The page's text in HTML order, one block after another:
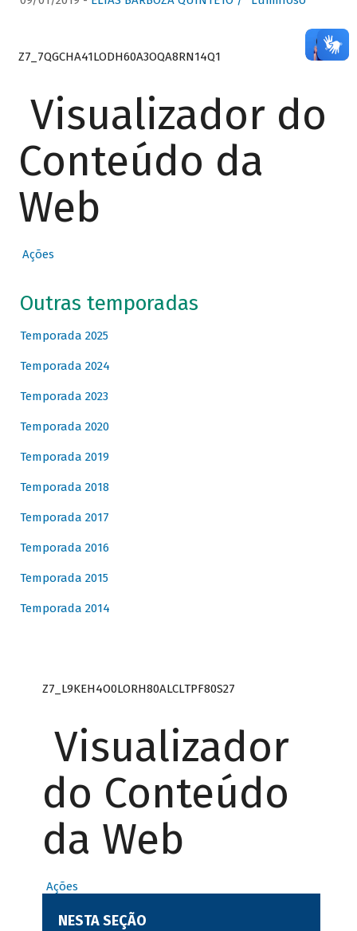
Z7_7QGCHA41LODH60A3OQA8RN14Q1
Visualizador do
Conteúdo da
Web
Ações
Outras temporadas
Temporada 2025
Temporada 2024
Temporada 2023
Temporada 2020
Temporada 2019
Temporada 2018
Temporada 2017
Temporada 2016
Temporada 2015
Temporada 2014
Z7_L9KEH4O0LORH80ALCLTPF80S27
Visualizador
do Conteúdo
da Web
Ações
NESTA SEÇÃO